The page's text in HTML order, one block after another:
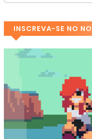
INSCREVA-SE NO